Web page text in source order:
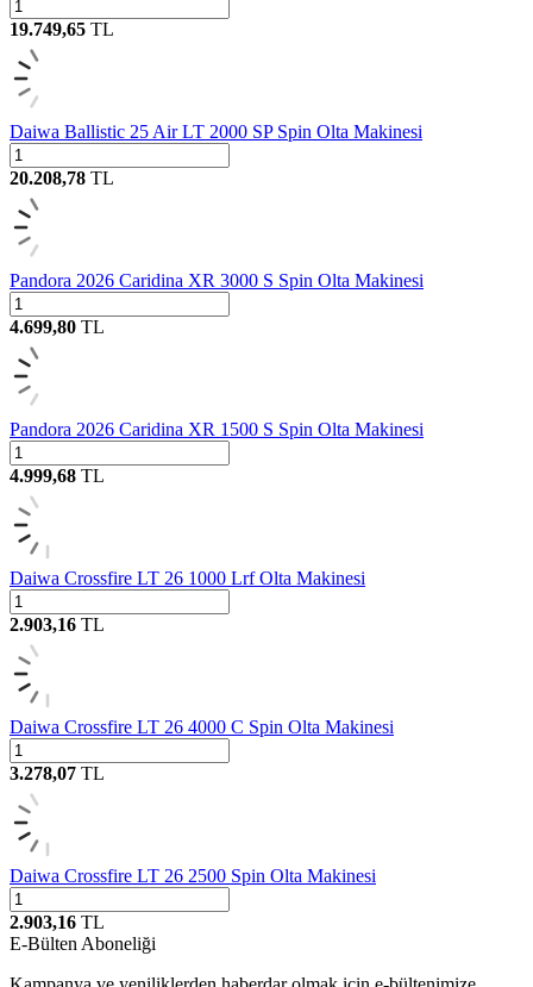
19.749,65 TL
Daiwa Ballistic 25 Air LT 2000 SP Spin Olta Makinesi
20.208,78 TL
Pandora 2026 Caridina XR 3000 S Spin Olta Makinesi
4.699,80 TL
Pandora 2026 Caridina XR 1500 S Spin Olta Makinesi
4.999,68 TL
Daiwa Crossfire LT 26 1000 Lrf Olta Makinesi
2.903,16 TL
Daiwa Crossfire LT 26 4000 C Spin Olta Makinesi
3.278,07 TL
Daiwa Crossfire LT 26 2500 Spin Olta Makinesi
2.903,16 TL
E-Bülten Aboneliği